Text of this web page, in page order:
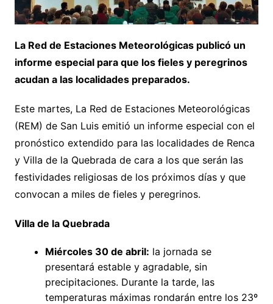
La Red de Estaciones Meteorológicas publicó un
informe especial para que los fieles y peregrinos
acudan a las localidades preparados.
Este martes, La Red de Estaciones Meteorológicas
(REM) de San Luis emitió un informe especial con el
pronóstico extendido para las localidades de Renca
y Villa de la Quebrada de cara a los que serán las
festividades religiosas de los próximos días y que
convocan a miles de fieles y peregrinos.
Villa de la Quebrada
Miércoles 30 de abril: la jornada se
presentará estable y agradable, sin
precipitaciones. Durante la tarde, las
temperaturas máximas rondarán entre los 23º